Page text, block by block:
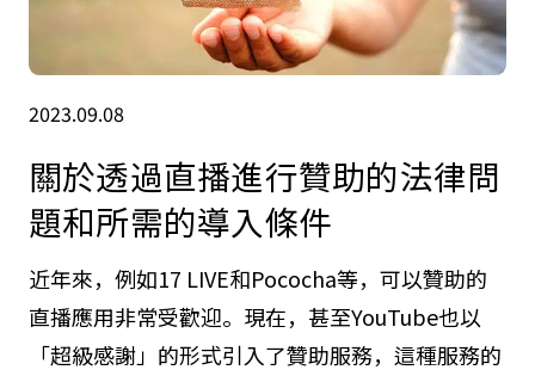
2023.09.08
關於透過直播進行贊助的法律問
題和所需的導入條件
近年來，例如17 LIVE和Pococha等，可以贊助的
直播應用非常受歡迎。現在，甚至YouTube也以
「超級感謝」的形式引入了贊助服務，這種服務的